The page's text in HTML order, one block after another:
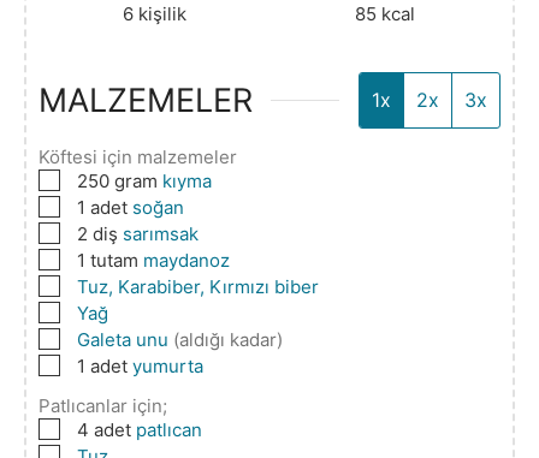
6 kişilik
85 kcal
MALZEMELER 1x 2x 3x
Köftesi için malzemeler
▢
250 gram kıyma
▢1 adet soğan
▢
2 diş sarımsak
▢1 tutam maydanoz
▢
Tuz, Karabiber, Kırmızı biber
▢
Yağ
▢
Galeta unu (aldığı kadar)
▢1 adet yumurta
Patlıcanlar için;
▢
4 adet patlıcan